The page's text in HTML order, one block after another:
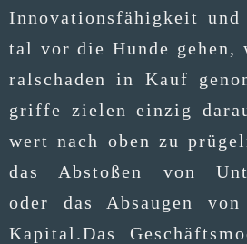
Inno­va­ti­ons­fä­hig­keit
tal vor die Hun­de
ral­scha­den in Kauf
grif­fe zie­len ein­zig
wert nach oben zu
das Absto­ßen von
oder das Absau­gen von
Kapital.Das